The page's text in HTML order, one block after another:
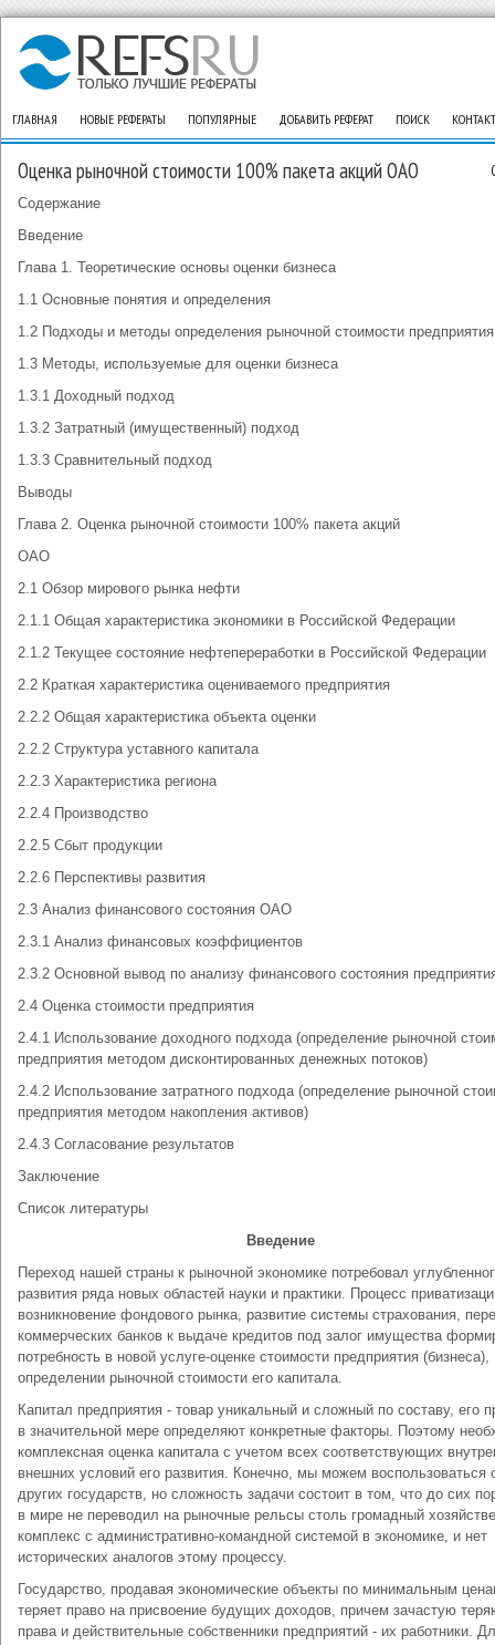
ГЛАВНАЯ НОВЫЕ РЕФЕРАТЫ ПОПУЛЯРНЫЕ ДОБАВИТЬ РЕФЕРАТ ПОИСК
Оценка рыночной стоимости 100% пакета акций ОАО
Содержание
Введение
Глава 1. Теоретические основы оценки бизнеса
1.1 Основные понятия и определения
1.2 Подходы и методы определения рыночной стоимости предприятия
1.3 Методы, используемые для оценки бизнеса
1.3.1 Доходный подход
1.3.2 Затратный (имущественный) подход
1.3.3 Сравнительный подход
Выводы
Глава 2. Оценка рыночной стоимости 100% пакета акций
ОАО
2.1 Обзор мирового рынка нефти
2.1.1 Общая характеристика экономики в Российской Федерации
2.1.2 Текущее состояние нефтепереработки в Российской Федерации
2.2 Краткая характеристика оцениваемого предприятия
2.2.2 Общая характеристика объекта оценки
2.2.2 Структура уставного капитала
2.2.3 Характеристика региона
2.2.4 Производство
2.2.5 Сбыт продукции
2.2.6 Перспективы развития
2.3 Анализ финансового состояния ОАО
2.3.1 Анализ финансовых коэффициентов
2.3.2 Основной вывод по анализу финансового состояния
2.4 Оценка стоимости предприятия
2.4.1 Использование доходного подхода (определение рыночной
предприятия методом дисконтированных денежных потоков)
2.4.2 Использование затратного подхода (определение рыночной
предприятия методом накопления активов)
2.4.3 Согласование результатов
Заключение
Список литературы
Введение
Переход нашей страны к рыночной экономике потребовал
развития ряда новых областей науки и практики. Процесс
возникновение фондового рынка, развитие системы страхования,
коммерческих банков к выдаче кредитов под залог имущества
потребность в новой услуге-оценке стоимости предприятия (бизнеса),
определении рыночной стоимости его капитала.
Капитал предприятия - товар уникальный и сложный по составу, его
в значительной мере определяют конкретные факторы. Поэтому
комплексная оценка капитала с учетом всех соответствующих
внешних условий его развития. Конечно, мы можем воспользоваться
других государств, но сложность задачи состоит в том, что до сих
в мире не переводил на рыночные рельсы столь громадный
комплекс с административно-командной системой в экономике, и нет
исторических аналогов этому процессу.
Государство, продавая экономические объекты по минимальным
теряет право на присвоение будущих доходов, причем зачастую
права и действительные собственники предприятий - их работники.